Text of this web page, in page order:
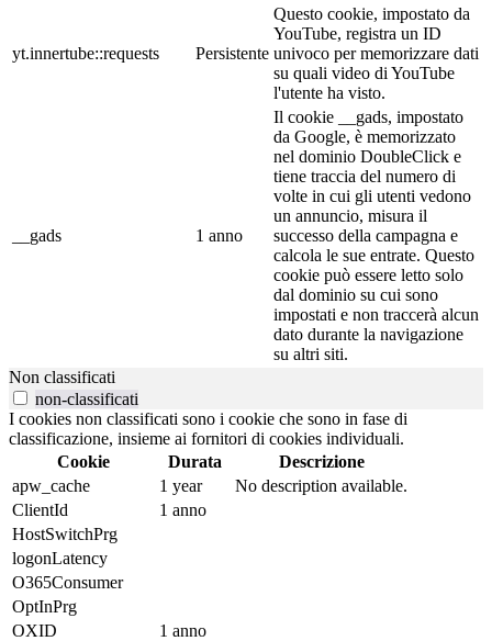
yt.innertube::requests Persistente
Questo cookie, impostato da
YouTube, registra un ID
univoco per memorizzare dati
su quali video di YouTube
l'utente ha visto.
__gads 1 anno
Il cookie __gads, impostato
da Google, è memorizzato
nel dominio DoubleClick e
tiene traccia del numero di
volte in cui gli utenti vedono
un annuncio, misura il
successo della campagna e
calcola le sue entrate. Questo
cookie può essere letto solo
dal dominio su cui sono
impostati e non traccerà alcun
dato durante la navigazione
su altri siti.
Non classificati
non-classificati
I cookies non classificati sono i cookie che sono in fase di
classificazione, insieme ai fornitori di cookies individuali.
Cookie
Durata
Descrizione
apw_cache
1 year
No description available.
ClientId
1 anno
HostSwitchPrg
logonLatency
O365Consumer
OptInPrg
OXID
1 anno